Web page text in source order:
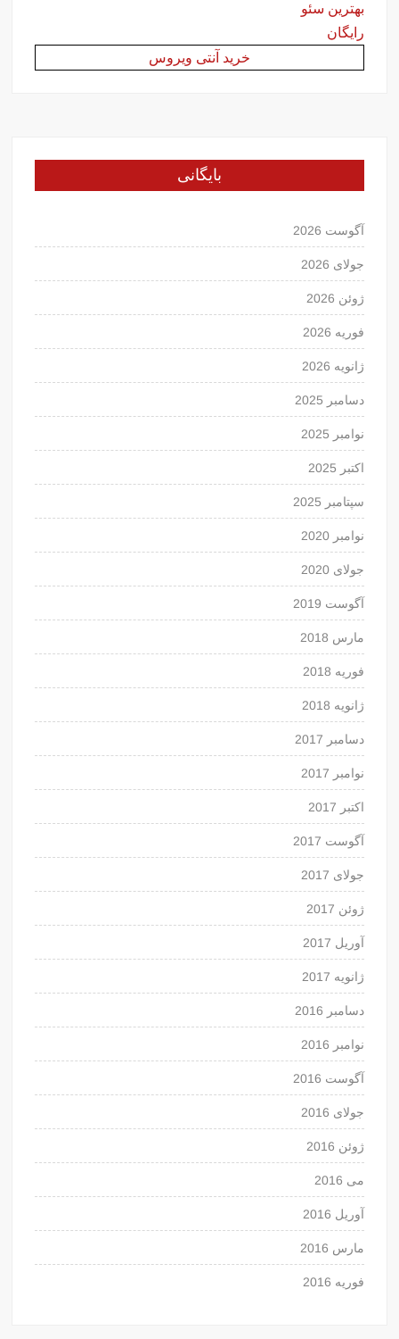
بهترین سئو
رایگان
خرید آنتی ویروس
بایگانی
آگوست 2026
جولای 2026
ژوئن 2026
فوریه 2026
ژانویه 2026
دسامبر 2025
نوامبر 2025
اکتبر 2025
سپتامبر 2025
نوامبر 2020
جولای 2020
آگوست 2019
مارس 2018
فوریه 2018
ژانویه 2018
دسامبر 2017
نوامبر 2017
اکتبر 2017
آگوست 2017
جولای 2017
ژوئن 2017
آوریل 2017
ژانویه 2017
دسامبر 2016
نوامبر 2016
آگوست 2016
جولای 2016
ژوئن 2016
می 2016
آوریل 2016
مارس 2016
فوریه 2016